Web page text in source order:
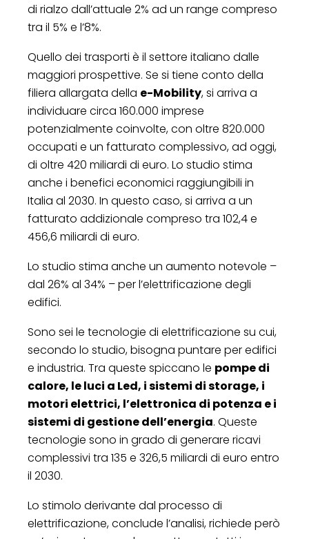
di rialzo dall’attuale 2% ad un range compreso
tra il 5% e l’8%.
Quello dei trasporti è il settore italiano dalle
maggiori prospettive. Se si tiene conto della
filiera allargata della e-Mobility, si arriva a
individuare circa 160.000 imprese
potenzialmente coinvolte, con oltre 820.000
occupati e un fatturato complessivo, ad oggi,
di oltre 420 miliardi di euro. Lo studio stima
anche i benefici economici raggiungibili in
Italia al 2030. In questo caso, si arriva a un
fatturato addizionale compreso tra 102,4 e
456,6 miliardi di euro.
Lo studio stima anche un aumento notevole –
dal 26% al 34% – per l’elettrificazione degli
edifici.
Sono sei le tecnologie di elettrificazione su cui,
secondo lo studio, bisogna puntare per edifici
e industria. Tra queste spiccano le pompe di
calore, le luci a Led, i sistemi di storage, i
motori elettrici, l’elettronica di potenza e i
sistemi di gestione dell’energia. Queste
tecnologie sono in grado di generare ricavi
complessivi tra 135 e 326,5 miliardi di euro entro
il 2030.
Lo stimolo derivante dal processo di
elettrificazione, conclude l’analisi, richiede però